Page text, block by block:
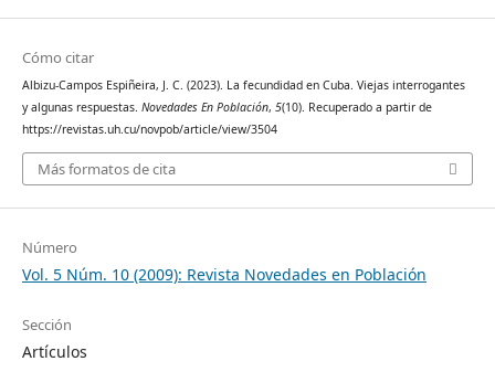
Cómo citar
Albizu-Campos Espiñeira, J. C. (2023). La fecundidad en Cuba. Viejas interrogantes
y algunas respuestas. Novedades En Población, 5(10). Recuperado a partir de
https://revistas.uh.cu/novpob/article/view/3504
Más formatos de cita
Número
Vol. 5 Núm. 10 (2009): Revista Novedades en Población
Sección
Artículos